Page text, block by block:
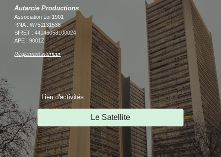
Autarcie Productions
Association Loi 1901
RNA : W751131538
SIRET : 44146058100024
APE : 9001Z
Règlement intérieur
Lieu d'activités :
Le Satellite